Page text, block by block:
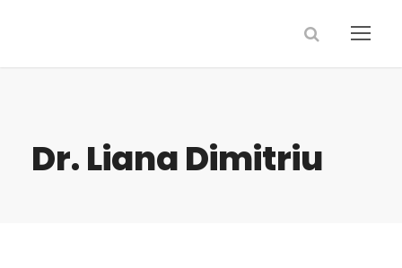
Dr. Liana Dimitriu